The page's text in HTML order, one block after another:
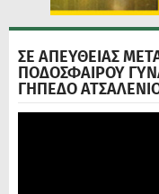
ΣΕ ΑΠΕΥΘΕΙΑΣ
ΠΟΔΟΣΦΑΙΡΟΥ
ΓΗΠΕΔΟ